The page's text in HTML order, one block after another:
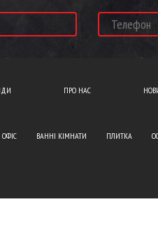
ПРО НАС
ОФІС ВАННІ КІМНАТИ ПЛИТКА